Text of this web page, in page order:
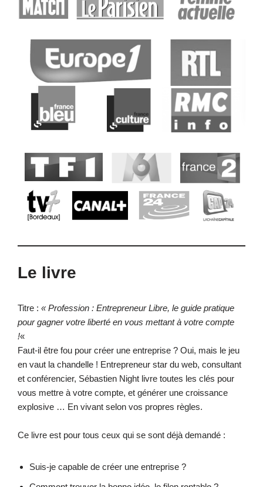
Le livre
Titre : « Profession : Entrepreneur Libre, le guide pratique
pour gagner votre liberté en vous mettant à votre compte
!«
Faut-il être fou pour créer une entreprise ? Oui, mais le jeu
en vaut la chandelle ! Entrepreneur star du web, consultant
et conférencier, Sébastien Night livre toutes les clés pour
vous mettre à votre compte, et générer une croissance
explosive … En vivant selon vos propres règles.
Ce livre est pour tous ceux qui se sont déjà demandé :
Suis-je capable de créer une entreprise ?